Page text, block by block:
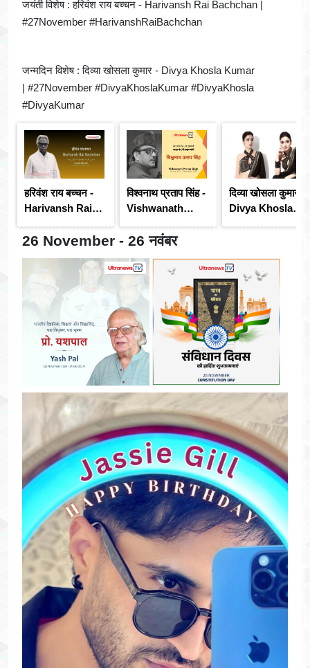
जयंती विशेष : हरिवंश राय बच्चन - Harivansh Rai Bachchan |
#27November #HarivanshRaiBachchan
जन्मदिन विशेष : दिव्या खोसला कुमार - Divya Khosla Kumar
| #27November #DivyaKhoslaKumar #DivyaKhosla
#DivyaKumar
हरिवंश राय बच्चन -
Harivansh Rai
विश्वनाथ प्रताप सिंह -
Vishwanath
दिव्या खोसला कुमार -
Divya Khosla
26 November - 26 नवंबर